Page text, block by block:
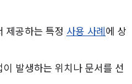
제공하는 특정 사용 사례 에 상
발생하는 위치나 문서를 선